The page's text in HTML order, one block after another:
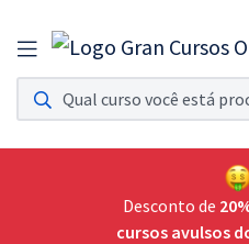
Assinatura Ilimitada 11
Acesso a todos os cursos. Teste grátis
Assinatura OAB Até Passar
Acesso ilimitado a toda preparação
Desconto de
cursos avulsos